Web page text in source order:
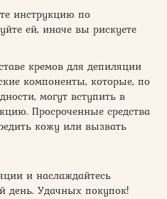
инструкцию по
ей, иначе вы рискуете
кремов для депиляции
компоненты, которые, по
могут вступить в
Просроченные средства
кожу или вызвать
и наслаждайтесь
день. Удачных покупок!